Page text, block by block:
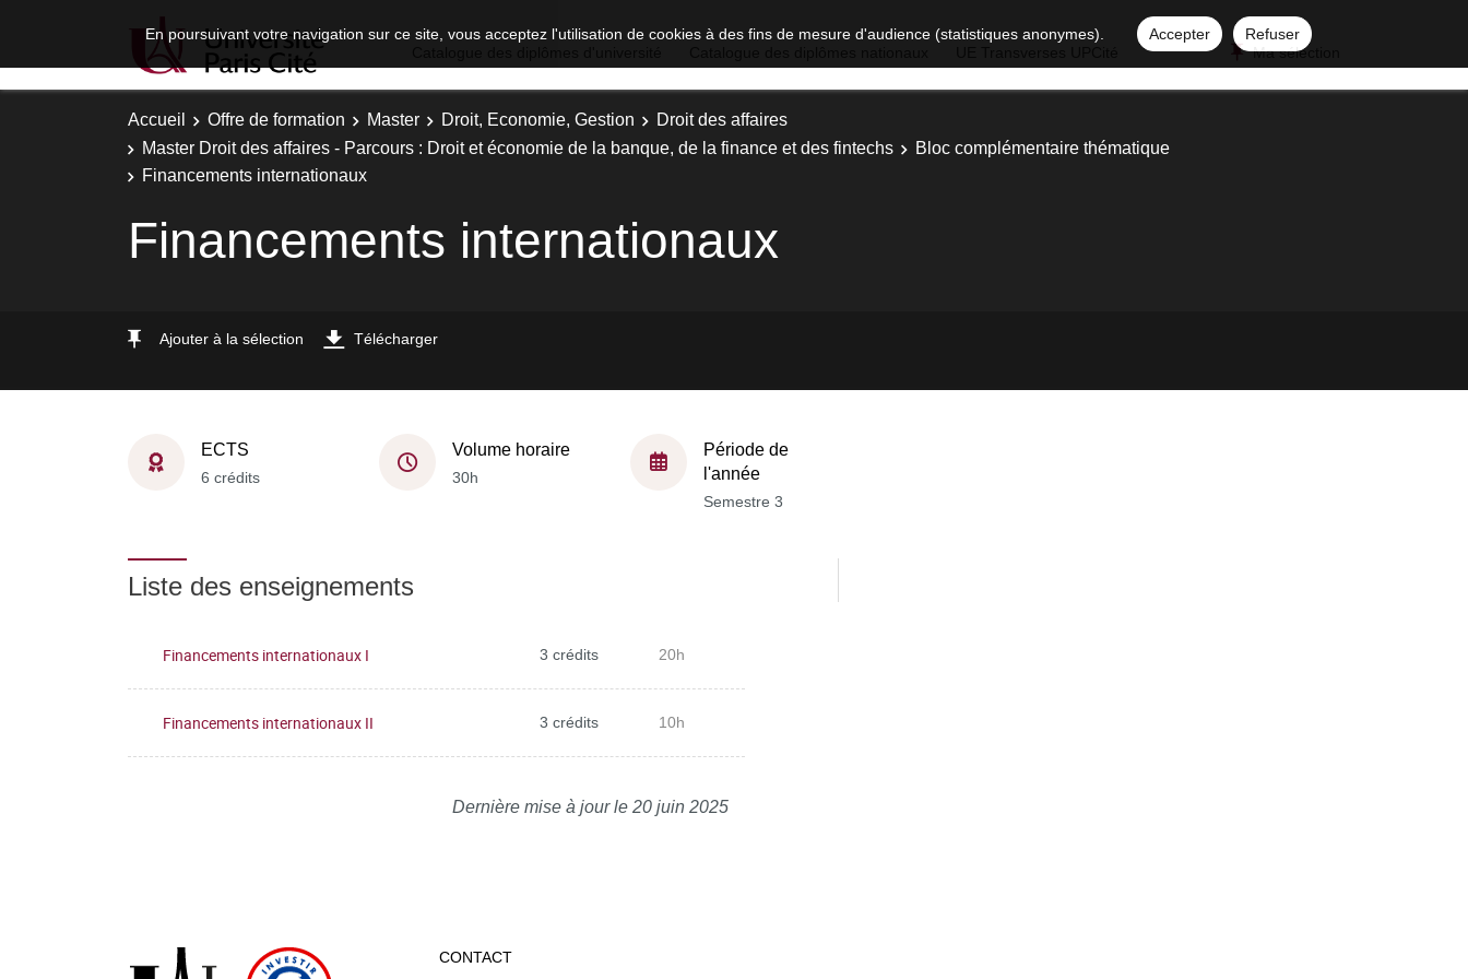
En poursuivant votre navigation sur ce site, vous acceptez l'utilisation de cookies à des fins de mesure d'audience (statistiques anonymes). Accepter
Refuser
Ma sélection
Accueil Offre de formation Master Droit, Economie, Gestion
Droit des affaires
Master Droit des affaires - Parcours : Droit et économie de la banque, de la finance et des fintechs
Bloc complémentaire thématique
Financements internationaux
Financements internationaux
Ajouter à la sélection Télécharger
ECTS
6 crédits
Volume horaire
30h
Période de
l'année
Semestre 3
Liste des enseignements
Financements internationaux I 3 crédits 20h
Financements internationaux II 3 crédits 10h
Dernière mise à jour le 20 juin 2025
CONTACT